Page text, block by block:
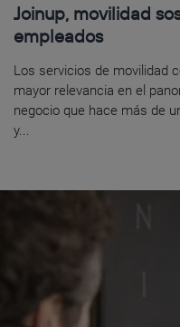
Joinup, movilidad
empleados
Los servicios de movilidad
mayor relevancia en el
negocio que hace más de
y...